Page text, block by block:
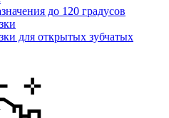
до 120 градусов
для открытых зубчатых